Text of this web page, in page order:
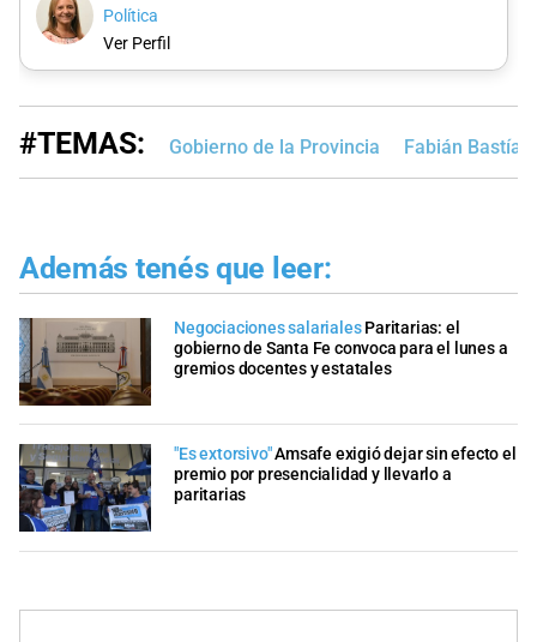
Política
Ver Perfil
#TEMAS: Gobierno de la Provincia Fabián Bastía
Además tenés que leer:
Negociaciones salariales Paritarias: el
gobierno de Santa Fe convoca para el lunes a
gremios docentes y estatales
"Es extorsivo"Amsafe exigió dejar sin efecto el
premio por presencialidad y llevarlo a
paritarias